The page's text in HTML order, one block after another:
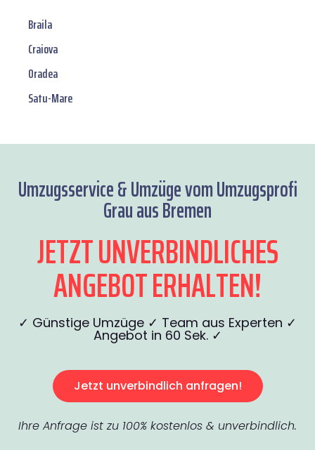
Braila
Craiova
Oradea
Satu-Mare
Umzugsservice & Umzüge vom Umzugsprofi
Grau aus Bremen
JETZT UNVERBINDLICHES
ANGEBOT ERHALTEN!
✓ Günstige Umzüge ✓ Team aus Experten ✓
Angebot in 60 Sek. ✓
Jetzt unverbindlich anfragen!
Ihre Anfrage ist zu 100% kostenlos & unverbindlich.